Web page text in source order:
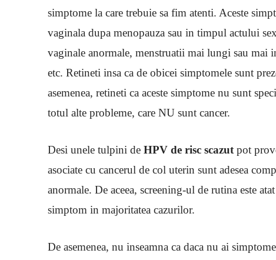
simptome la care trebuie sa fim atenti. Aceste
vaginala dupa menopauza sau in timpul actului
vaginale anormale, menstruatii mai lungi sau mai
etc. Retineti insa ca de obicei simptomele sunt
asemenea, retineti ca aceste simptome nu sunt
totul alte probleme, care NU sunt cancer.
Desi unele tulpini de HPV de risc scazutpot
asociate cu cancerul de col uterin sunt adesea
anormale. De aceea, screening-ul de rutina este
simptom in majoritatea cazurilor.
De asemenea, nu inseamna ca daca nu ai